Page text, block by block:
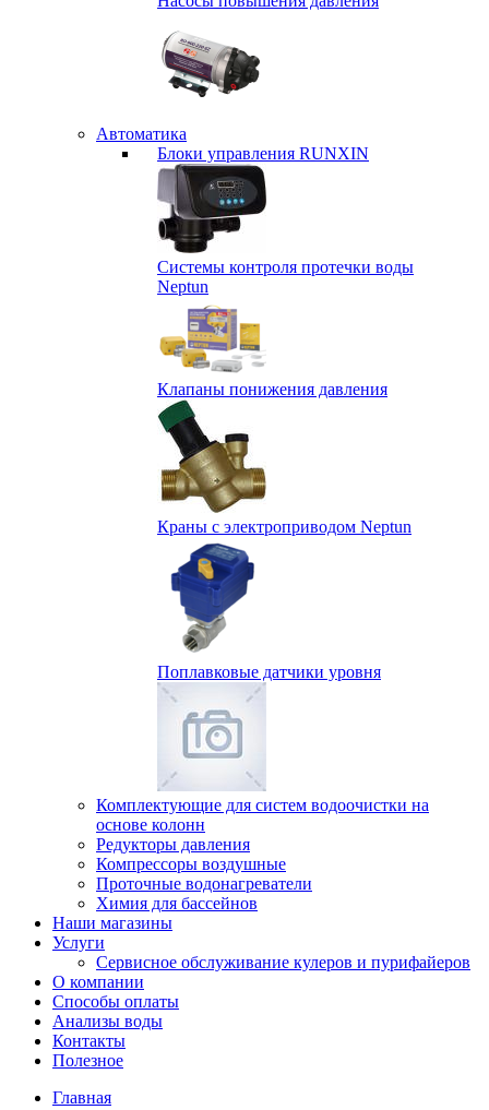
Автоматика
Блоки управления RUNXIN
Системы контроля протечки воды
Neptun
Клапаны понижения давления
Краны с электроприводом Neptun
Поплавковые датчики уровня
Комплектующие для систем водоочистки на
основе колонн
Редукторы давления
Компрессоры воздушные
Проточные водонагреватели
Химия для бассейнов
Наши магазины
Услуги
Сервисное обслуживание кулеров и пурифайеров
О компании
Способы оплаты
Анализы воды
Контакты
Полезное
Главная